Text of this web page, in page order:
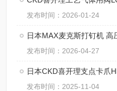
发布时间：2026-01-24
发布时间：2026-04-27
日本CKD喜开理支点卡爪
发布时间：2025-11-04